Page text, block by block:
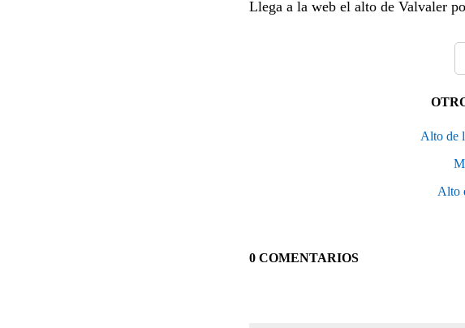
Llega a la web el alto de Valvaler
Alto de
Alto
0 COMENTARIOS